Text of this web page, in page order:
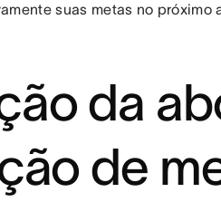
suas metas no próximo
da
de